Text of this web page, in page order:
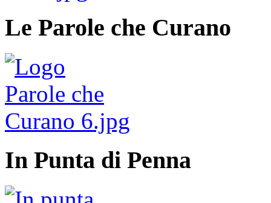
Le Parole che Curano
In Punta di Penna